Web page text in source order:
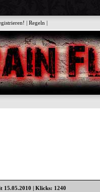
|Regeln |
15.05.2010 | Klicks: 1240